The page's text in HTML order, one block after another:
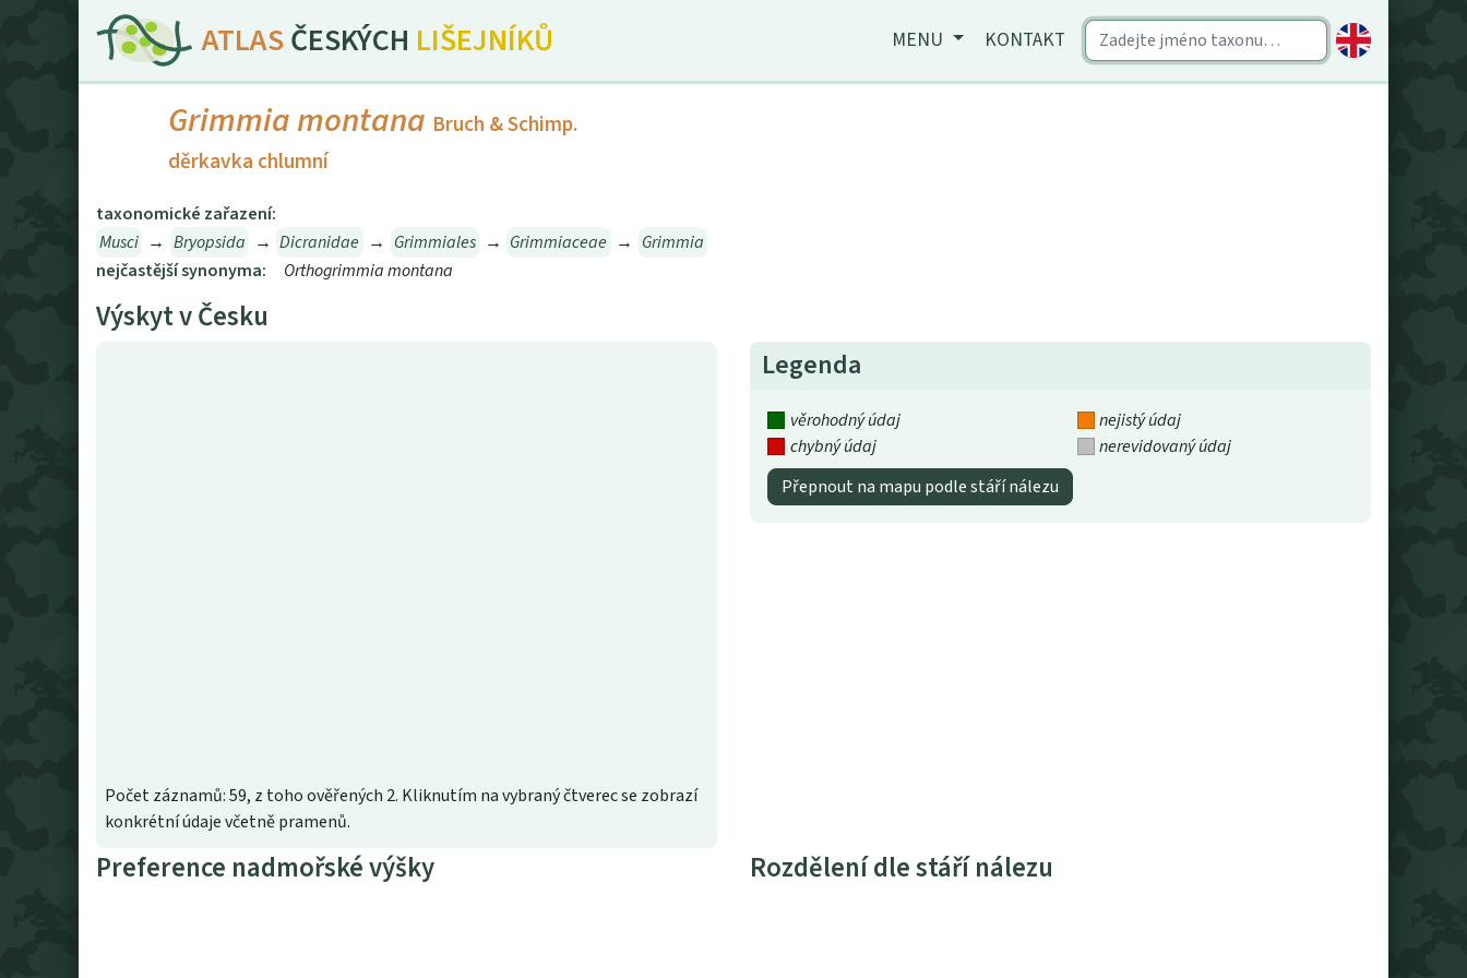
ATLASČESKÝCH LIŠEJNÍKŮ MENU KONTAKT
Grimmia montana Bruch & Schimp.
děrkavka chlumní
taxonomické zařazení:
Musci → Bryopsida → Dicranidae → Grimmiales → Grimmiaceae → Grimmia
nejčastější synonyma:
Orthogrimmia montana
Výskyt v Česku
Počet záznamů: 59, z toho ověřených 2. Kliknutím na vybraný čtverec se zobrazí
konkrétní údaje včetně pramenů.
Legenda
věrohodný údaj
nejistý údaj
chybný údaj
nerevidovaný údaj
Přepnout na mapu podle stáří nálezu
Preference nadmořské výšky Rozdělení dle stáří nálezu